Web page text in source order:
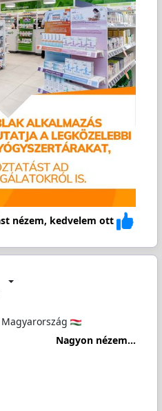
nézem, kedvelem ott
Nagyon nézem...